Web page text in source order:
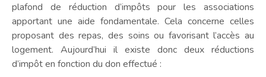
plafond de réduction d’impôts pour les associations
apportant une aide fondamentale. Cela concerne celles
proposant des repas, des soins ou favorisant l’accès au
logement. Aujourd’hui il existe donc deux réductions
d’impôt en fonction du don effectué :